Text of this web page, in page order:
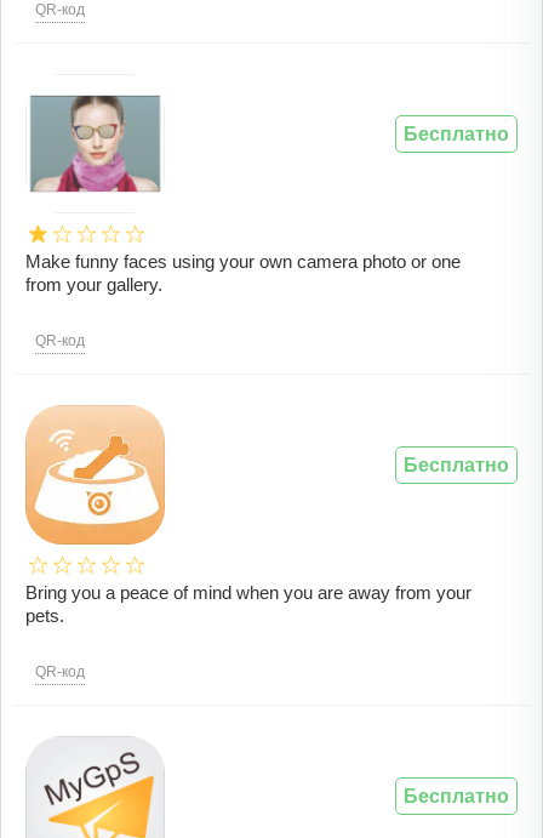
QR-код
Make funny faces using your own camera photo or one
from your gallery.
QR-код
Бесплатно
Bring you a peace of mind when you are away from your
pets.
QR-код
Бесплатно
Бесплатно